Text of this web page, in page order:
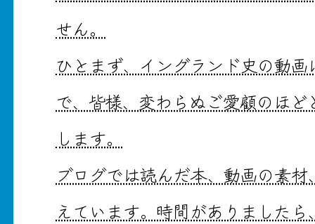
せん。
ひとまず、イングランド史の動
で、皆様、変わらぬご愛顧のほ
します。
ブログでは読んだ本、動画の素
えています。時間がありました